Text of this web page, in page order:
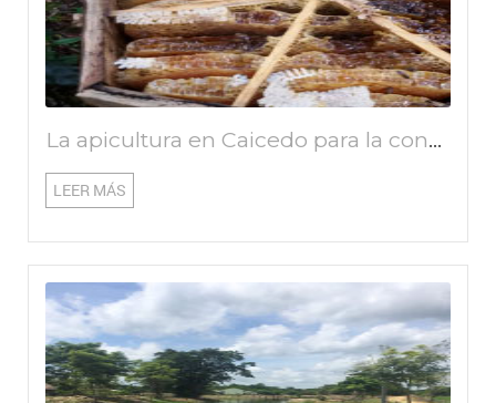
La apicultura en Caicedo para la conservación del Parque Natural Regional Corredor de las Alegrías
LEER MÁS